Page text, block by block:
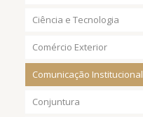
Ciência e Tecnologia
Comércio Exterior
Comunicação Institucional
Conjuntura